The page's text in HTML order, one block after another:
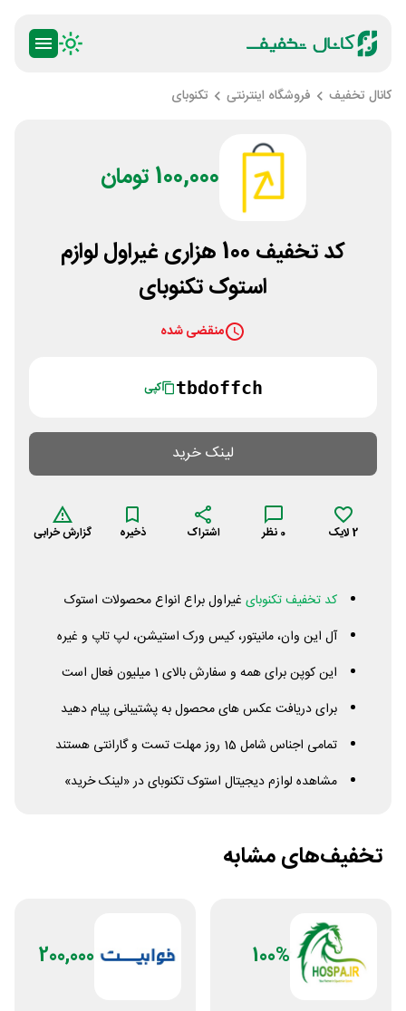
کانال تخفیف فروشگاه اینترنتی تکنوبای
100,000 تومان
کد تخفیف 100 هزاری غیراول لوازم
استوک تکنوبای
منقضی شده
tbdoffch کپی
لینک خرید
2لایک 0 نظر اشتراک ذخیره گزارش خرابی
کد تخفیف تکنوبای غیراول براع انواع محصولات استوک
آل این وان، مانیتور، کیس ورک استیشن، لپ تاپ و غیره
این کوپن برای همه و سفارش بالای 1 میلیون فعال است
برای دریافت عکس های محصول به پشتیبانی پیام دهید
تمامی اجناس شامل 15 روز مهلت تست و گارانتی هستند
مشاهده لوازم دیجیتال استوک تکنوبای در «لینک خرید»
تخفیف‌های مشابه
100%
200,000